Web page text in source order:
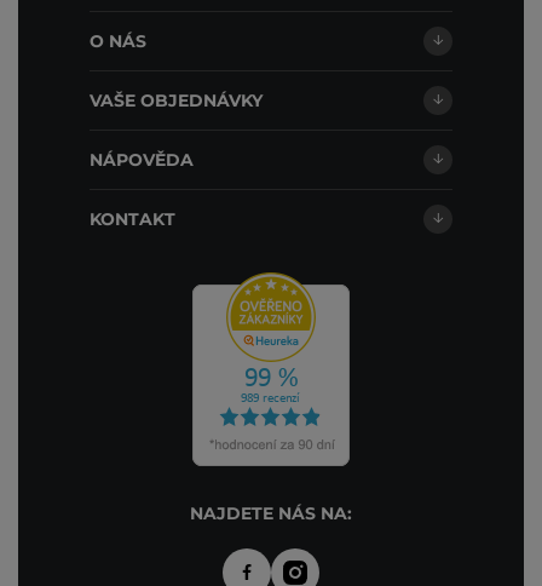
O NÁS
VAŠE OBJEDNÁVKY
NÁPOVĚDA
KONTAKT
NAJDETE NÁS NA: